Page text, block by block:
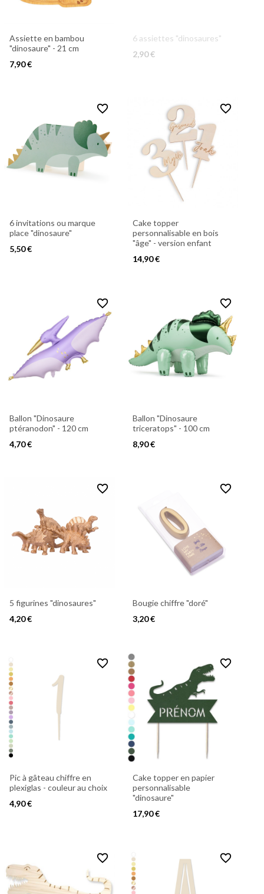
Assiette en bambou
"dinosaure" - 21 cm
7,90 €
6 assiettes "dinosaures"
2,90 €
favorite_border
6 invitations ou marque
place "dinosaure"
5,50 €
favorite_border
Cake topper
personnalisable en bois
"âge" - version enfant
14,90 €
favorite_border
Ballon "Dinosaure
ptéranodon" - 120 cm
4,70 €
favorite_border
Ballon "Dinosaure
triceratops" - 100 cm
8,90 €
favorite_border
5 figurines "dinosaures"
4,20 €
favorite_border
Bougie chiffre "doré"
3,20 €
favorite_border
Pic à gâteau chiffre en
plexiglas - couleur au choix
4,90 €
favorite_border
Cake topper en papier
personnalisable
"dinosaure"
17,90 €
favorite_border favorite_border